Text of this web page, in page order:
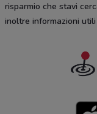
risparmio che stavi
inoltre informazioni